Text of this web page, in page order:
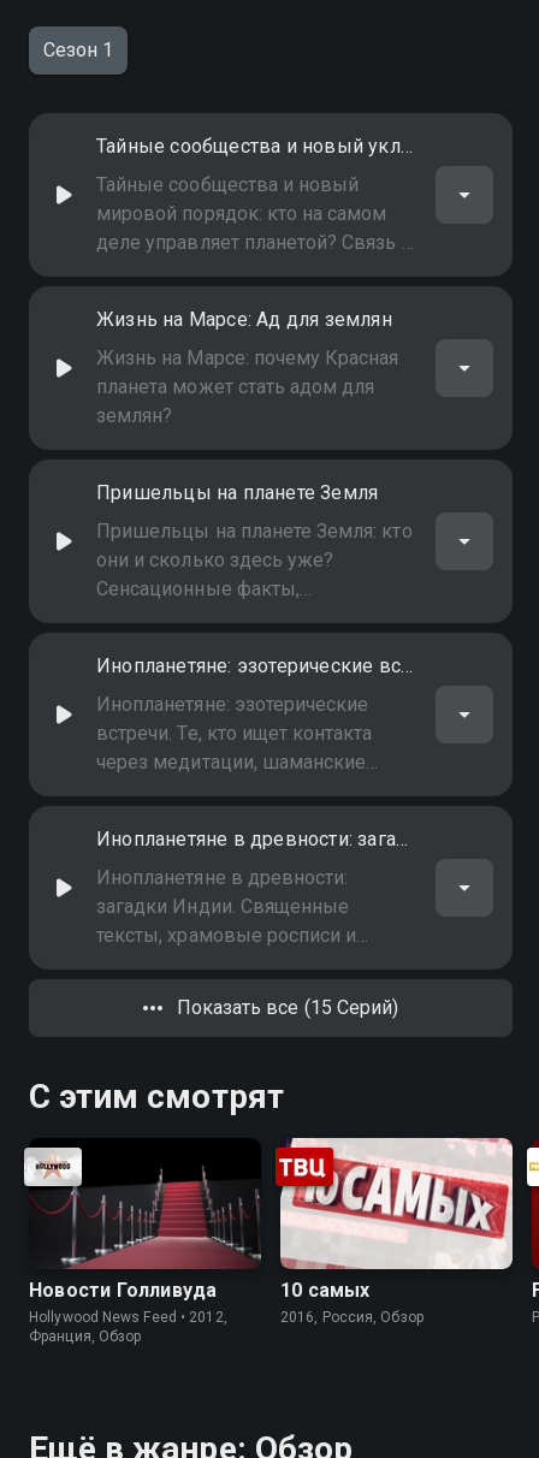
Сезон 1
Тайные сообщества и новый уклад мира
Тайные сообщества и новый
мировой порядок: кто на самом
деле управляет планетой? Связь с
пришельцами, закулисные игры и
держит нас в неведении
Жизнь на Марсе: Ад для землян
Жизнь на Марсе: почему Красная
планета может стать адом для
землян?
Пришельцы на планете Земля
Пришельцы на планете Земля: кто
они и сколько здесь уже?
Сенсационные факты,
засекреченные встречи и главный
наука отрицает очевидное
Инопланетяне: эзотерические встречи
Инопланетяне: эзотерические
встречи. Те, кто ищет контакта
через медитации, шаманские
практики и древние ритуалы,
от глаз обычных людей
Инопланетяне в древности: загадки Индии
Инопланетяне в древности:
загадки Индии. Священные
тексты, храмовые росписи и
артефакты, которые меняют
представление о том, кто на
самом деле посещал Землю
Показать все (15 Серий)
С этим смотрят
Новости Голливуда
Hollywood News Feed • 2012,
Франция, Обзор
10 самых
2016, Россия, Обзор
Ещё в жанре: Обзор